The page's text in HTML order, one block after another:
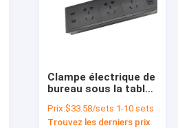
Clampe électrique de
bureau sous la table
d'alimentation
Prix:$33.58/sets 1-10 sets
Trouvez les derniers prix